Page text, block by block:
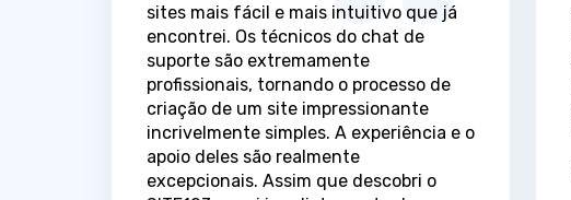
sites mais fácil e mais intuitivo que já
encontrei. Os técnicos do chat de
suporte são extremamente
profissionais, tornando o processo de
criação de um site impressionante
incrivelmente simples. A experiência e o
apoio deles são realmente
excepcionais. Assim que descobri o